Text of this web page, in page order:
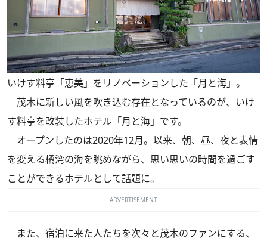
いけす料亭「恵美」をリノベーションした「月と海」。
茂木に新しい風を吹き込む存在となっているのが、いけ
す料亭を改装したホテル「月と海」です。
オープンしたのは2020年12月。以来、朝、昼、夜と表情
を変える橘湾の海を眺めながら、思い思いの時間を過ごす
ことができるホテルとして話題に。
ADVERTISEMENT
また、宿泊に来た人たちを次々と茂木のファンにする、